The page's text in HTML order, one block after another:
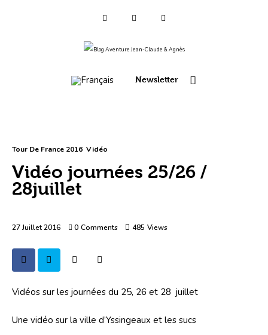
Newsletter
France 2021
Vidéos
Tour De France 2016 Vidéo
Vidéo journées 25/26 /
28juillet
27 Juillet 2016 0 Comments 485 Views
Vidéos sur les journées du 25, 26 et 28  juillet
Une vidéo sur la ville d’Yssingeaux et les sucs